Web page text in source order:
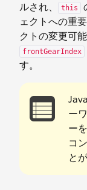
ルされ、
this
ェクトへの重
クトの変更可
frontGearIndex
す。
ー
ー
コ
と